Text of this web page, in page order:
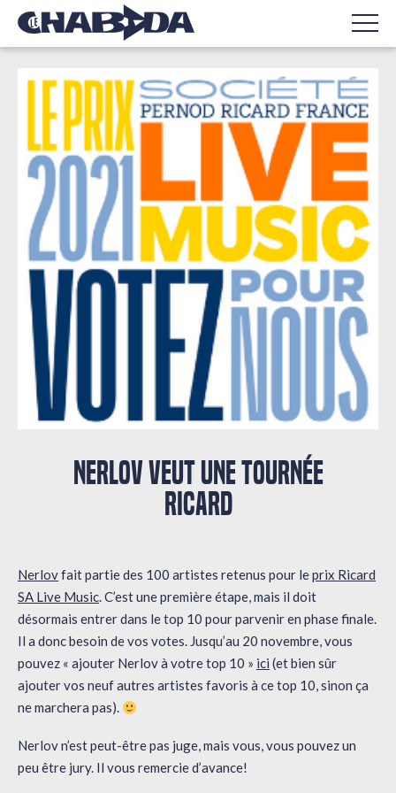
NERLOV VEUT UNE TOURNÉE
RICARD
Nerlovfait partie des 100 artistes retenus pour leprix Ricard
SA Live Music. C’est une première étape, mais il doit
désormais entrer dans le top 10 pour parvenir en phase finale.
Il a donc besoin de vos votes. Jusqu’au 20 novembre, vous
pouvez « ajouter Nerlov à votre top 10 » ici (et bien sûr
ajouter vos neuf autres artistes favoris à ce top 10, sinon ça
ne marchera pas).
Nerlov n’est peut-être pas juge, mais vous, vous pouvez un
peu être jury. Il vous remercie d’avance!